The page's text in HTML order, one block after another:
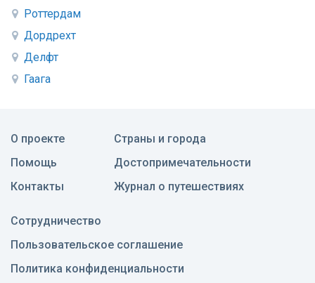
Роттердам
Дордрехт
Делфт
Гаага
О проекте
Помощь
Контакты
Страны и города
Достопримечательности
Журнал о путешествиях
Сотрудничество
Пользовательское соглашение
Политика конфиденциальности